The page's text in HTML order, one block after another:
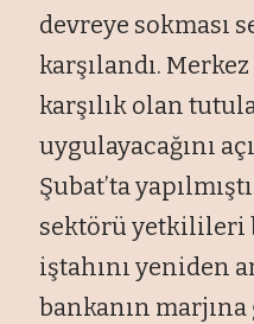
devreye sokması
karşılandı.
karşılık olan
uygulayacağını
Şubat’ta
sektörü yetkilileri
iştahını yeniden
bankanın